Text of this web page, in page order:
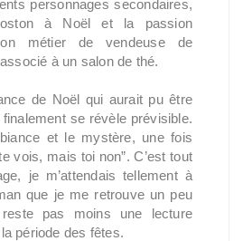
personnages secondaires,
à Noël et la passion
métier de vendeuse de
à un salon de thé.
de Noël qui aurait pu être
se révèle prévisible.
et le mystère, une fois
vois, mais toi non”. C’est tout
je m’attendais tellement à
que je me retrouve un peu
pas moins une lecture
période des fêtes.